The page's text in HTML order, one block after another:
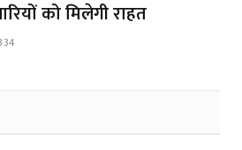
को मिलेगी राहत